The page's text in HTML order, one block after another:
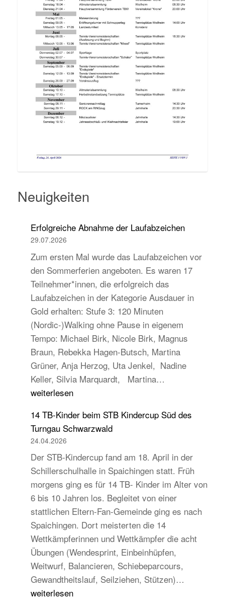
Neuigkeiten
Erfolgreiche Abnahme der Laufabzeichen
29.07.2026
Zum ersten Mal wurde das Laufabzeichen vor
den Sommerferien angeboten. Es waren 17
Teilnehmer*innen, die erfolgreich das
Laufabzeichen in der Kategorie Ausdauer in
Gold erhalten: Stufe 3: 120 Minuten
(Nordic-)Walking ohne Pause in eigenem
Tempo: Michael Birk, Nicole Birk, Magnus
Braun, Rebekka Hagen-Butsch, Martina
Grüner, Anja Herzog, Uta Jenkel, Nadine
Keller, Silvia Marquardt, Martina…
Laufabzeichen
weiterlesen
14 TB-Kinder beim STB Kindercup Süd des
Turngau Schwarzwald
24.04.2026
Der STB-Kindercup fand am 18. April in der
Schillerschulhalle in Spaichingen statt. Früh
morgens ging es für 14 TB- Kinder im Alter von
6 bis 10 Jahren los. Begleitet von einer
stattlichen Eltern-Fan-Gemeinde ging es nach
Spaichingen. Dort meisterten die 14
Wettkämpferinnen und Wettkämpfer die acht
Übungen (Wendesprint, Einbeinhüpfen,
Weitwurf, Balancieren, Schiebeparcours,
Gewandtheitslauf, Seilziehen, Stützen)…
weiterlesen